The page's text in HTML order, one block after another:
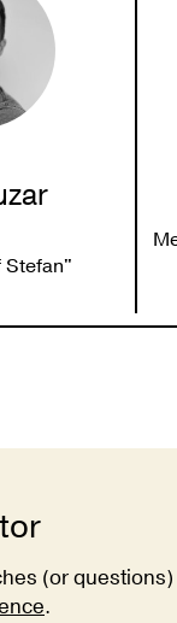
Stefan"
(or questions)
.